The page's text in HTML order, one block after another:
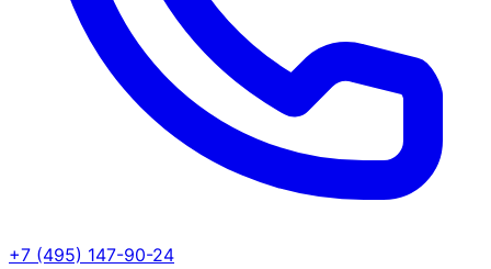
+7 (495) 147-90-24